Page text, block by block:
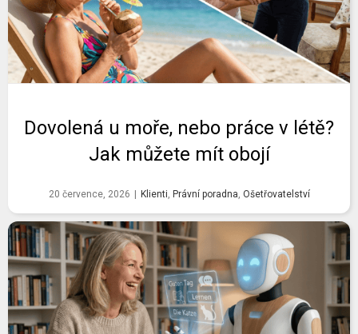
Dovolená u moře, nebo práce v létě?
Jak můžete mít obojí
20 července, 2026 Klienti, Právní poradna, Ošetřovatelství